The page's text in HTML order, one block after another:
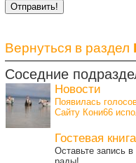
Вернуться в раздел
Соседние
Новости
Появилась
Сайту Кони66
Гостевая книга
Оставьте запись